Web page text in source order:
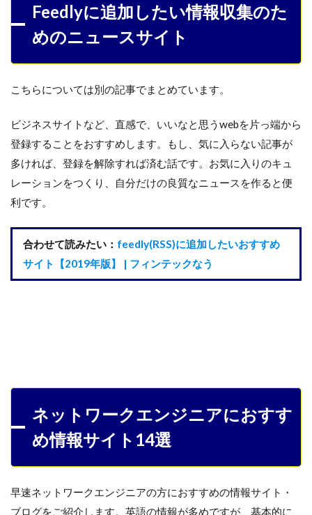
Feedlyに追加したい情報収集のた
めのニュースサイト
こちらについては別の記事でまとめています。
ビジネスサイトなど、直感で、いいなと思うwebを片っ端から
登録することをおすすめします。もし、気に入らない記事が
多ければ、登録を解除すれば済む話です。お気に入りのキュ
レーションをつくり、自分だけの良質なニュースを作ると便
利です。
合わせて読みたい： feedly(RSS)に追加したいおすすめ
サイト【2019年版】 | フィンテックなう
ネットワークエンジニアにおすす
め情報サイト14選
早速ネットワークエンジニアの方におすすめの情報サイト・
ブログをご紹介します。英語の情報が多めですが、基本的に